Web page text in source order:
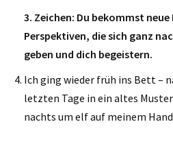
3. Zeichen: Du bekommst
Perspektiven, die sich ganz
geben und dich begeistern.
Ich ging wieder früh ins Bett –
letzten Tage in ein altes
nachts um elf auf meinem